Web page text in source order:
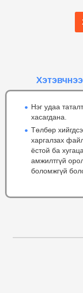
Нэг удаа
хасагдана.
Төлбөр
харгалзах
ёстой ба
амжилтгүй
боломжгүй